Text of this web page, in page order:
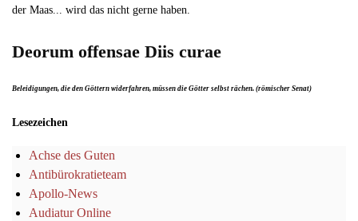
der Maas... wird das nicht gerne haben.
Deorum offensae Diis curae
Beleidigungen, die den Göttern widerfahren, müssen die Götter selbst rächen. (römischer Senat)
Lesezeichen
Achse des Guten
Antibürokratieteam
Apollo-News
Audiatur Online